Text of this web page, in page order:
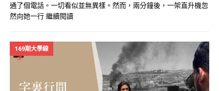
通了個電話。一切看似並無異樣。然而，兩分鐘後，一架直升機忽
然向她一行 繼續閱讀
169期大學線